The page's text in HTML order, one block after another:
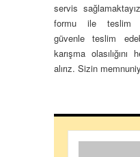
servis
formu ile teslim
güvenle teslim
karışma
alırız. Sizin